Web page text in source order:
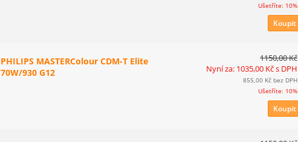
Ušetříte: 10%
Koupit
PHILIPS MASTERColour CDM-T Elite
70W/930 G12
1150,00 Kč
Nyní za: 1035,00 Kčs DPH
855,00 Kč bez DPH
Ušetříte: 10%
Koupit